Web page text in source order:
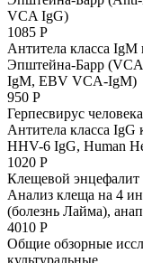
VCA IgG)
1085 Р
Антитела класса IgM
Эпштейна-Барр
IgM, EBV VCA-IgM)
950 Р
Герпесвирус
Антитела класса IgG
HHV-6 IgG, Human
1020 Р
Клещевой энцефалит
Анализ клеща на 4
(болезнь Лайма),
4010 Р
Общие обзорные
культуральные